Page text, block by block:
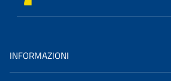
INFORMAZIONI